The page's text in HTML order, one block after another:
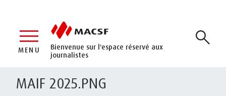
Bienvenue sur l'espace réservé aux
journalistes
MENU
MAIF 2025.PNG